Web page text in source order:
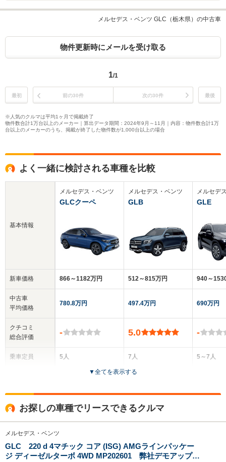
メルセデス・ベンツ GLC（栃木県）の中古車
物件更新時にメールを受け取る
1/1
最初 前の30件 次の30件 最後
※人気のクルマは平均1ヶ月で掲載終了
物件数合計1万台以上のメーカー｜算出データ期間：2024年9月～11月｜内容：物件数合計1万
台以上のメーカーのうち、掲載が終了した物件数が1,000台以上の場合
よく一緒に検討される車種を比較
基本情報
新車価格
中古車
平均価格
クチコミ
総合評価
乗車定員
サイズ
メルセデス・ベンツ
GLCクーペ
866～1182万円
780.8万円
-
5人
1.6m～1.61m
全幅
1.89m～1.92m
メルセデス・ベンツ
GLB
512～815万円
497.4万円
5.0
7人
5ドア
1.7m
全幅
1.84m～1.85m
メルセデ
GLE
940～
690万円
-
5～7人
▼全てを表示する
お探しの車種でリースできるクルマ
メルセデス・ベンツ
GLC 220 d 4マチック コア (ISG) AMGラインパッケー
ジ ディーゼルターボ 4WD MP202601 弊社デモアップ/